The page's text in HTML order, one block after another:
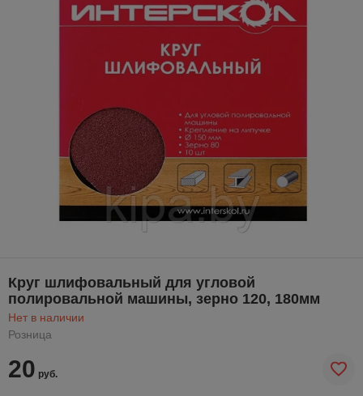
Круг шлифовальный для угловой
полировальной машины, зерно 120, 180мм
Нет в наличии
Розница
20 руб.